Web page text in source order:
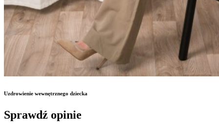
Uzdrowienie wewnętrznego dziecka
Sprawdź opinie